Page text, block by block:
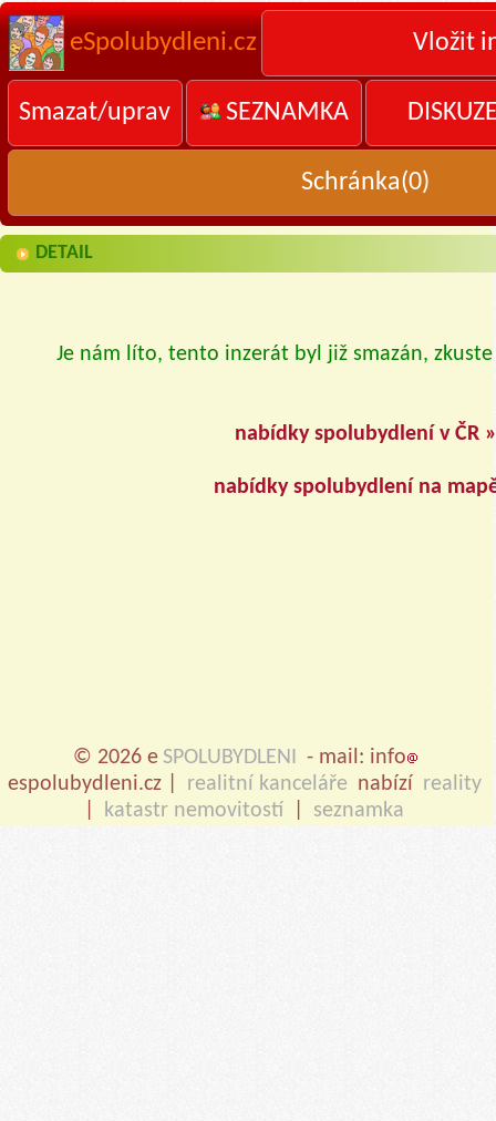
eSpolubydleni.cz Vložit
Smazat/uprav SEZNAMKA
Schránka(0)
DETAIL
Je nám líto, tento inzerát byl již smazán,
nabídky spolubydlení v ČR »
nabídky spolubydlení na
© 2026 e SPOLUBYDLENI - mail: info
espolubydleni.cz |
realitní kanceláře nabízí reality
katastr nemovitostí seznamka